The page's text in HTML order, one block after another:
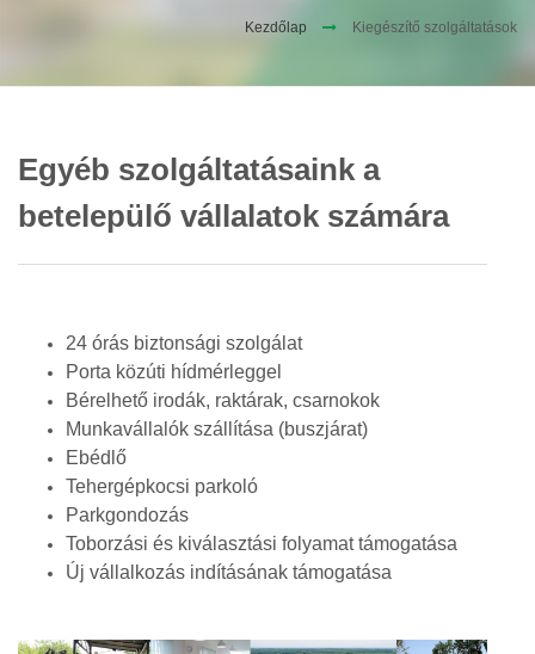
Kezdőlap Kiegészítő szolgáltatások
Egyéb szolgáltatásaink a
betelepülő vállalatok számára
24 órás biztonsági szolgálat
Porta közúti hídmérleggel
Bérelhető irodák, raktárak, csarnokok
Munkavállalók szállítása (buszjárat)
Ebédlő
Tehergépkocsi parkoló
Parkgondozás
Toborzási és kiválasztási folyamat támogatása
Új vállalkozás indításának támogatása